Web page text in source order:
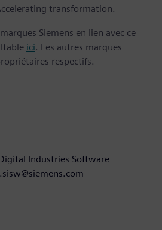
transformation.
Siemens en lien avec ce
ici. Les autres marques
respectifs.
Industries Software